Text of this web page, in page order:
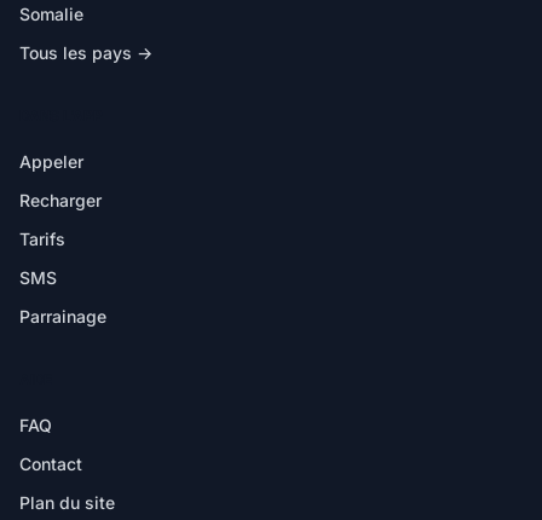
Somalie
Tous les pays →
Appeler
Recharger
Tarifs
SMS
Parrainage
FAQ
Contact
Plan du site